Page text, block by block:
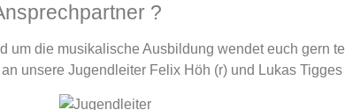
?
um die musikalische Ausbildung wendet euch gern
unsere Jugendleiter Felix Höh (r) und Lukas Tigges